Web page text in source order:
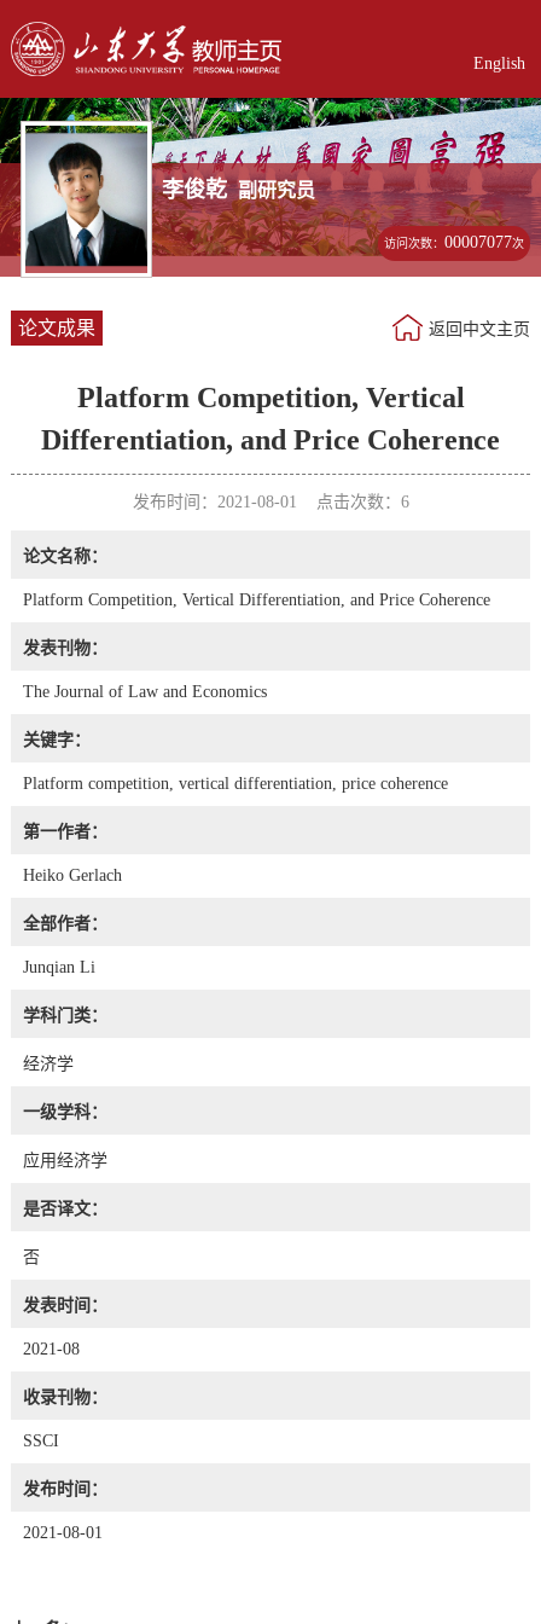
English
李俊乾 副研究员
访问次数：00007077次
论文成果 返回中文主页
Platform Competition, Vertical
Differentiation, and Price Coherence
发布时间：2021-08-01 点击次数： 6
论文名称：
Platform Competition, Vertical Differentiation, and Price Coherence
发表刊物：
The Journal of Law and Economics
关键字：
Platform competition, vertical differentiation, price coherence
第一作者：
Heiko Gerlach
全部作者：
Junqian Li
学科门类：
经济学
一级学科：
应用经济学
是否译文：
否
发表时间：
2021-08
收录刊物：
SSCI
发布时间：
2021-08-01